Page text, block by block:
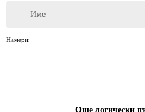
Име
Намери
Още логически